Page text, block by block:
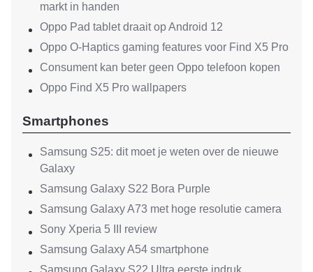
markt in handen
Oppo Pad tablet draait op Android 12
Oppo O-Haptics gaming features voor Find X5 Pro
Consument kan beter geen Oppo telefoon kopen
Oppo Find X5 Pro wallpapers
Smartphones
Samsung S25: dit moet je weten over de nieuwe
Galaxy
Samsung Galaxy S22 Bora Purple
Samsung Galaxy A73 met hoge resolutie camera
Sony Xperia 5 III review
Samsung Galaxy A54 smartphone
Samsung Galaxy S22 Ultra eerste indruk